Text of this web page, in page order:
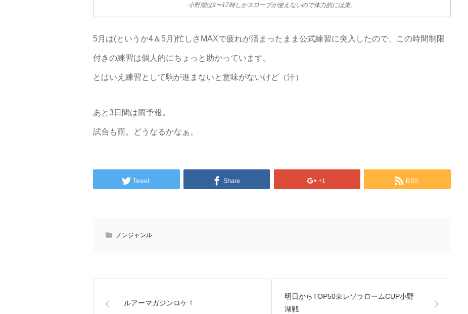
小野湖は9〜17時しかスロープが使えないので体力的には楽。
5月は(というか4＆5月)忙しさMAXで疲れが溜まったまま公式練習に突入したので、この時間制限
付きの練習は個人的にちょっと助かっています。
とはいえ練習として駒が進まないと意味がないけど（汗）
あと3日間は雨予報。
試合も雨。どうなるかなぁ。
Tweet Share +1 RSS
ノンジャンル
ルアーマガジンロケ！
明日からTOP50東レソラロームCUP小野
湖戦